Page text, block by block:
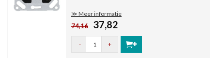
≫ Meer informatie
74,16 37,82
- +